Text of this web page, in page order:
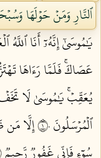
ٱلنَّارِ وَمَنۡ حَوۡلَهَا
يَٰمُوسَىٰٓ إِنَّهُۥٓ أَنَا ٱللَّهُ
عَصَاكَۚ فَلَمَّا رَءَاهَا
يُعَقِّبۡۚ يَٰمُوسَىٰ لَا
ٱلۡمُرۡسَلُونَ ١٠
إِلَّا
سُوٓءٖ فَإِنِّي غَفُورٞ رَّحِيمٞ ١١